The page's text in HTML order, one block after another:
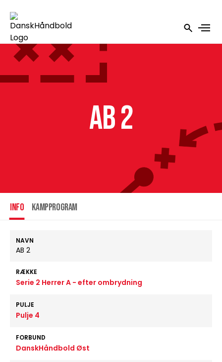
AB 2
INFO Kampprogram
NAVN
AB 2
RÆKKE
Serie 2 Herrer A - efter ombrydning
PULJE
Pulje 4
FORBUND
DanskHåndbold Øst